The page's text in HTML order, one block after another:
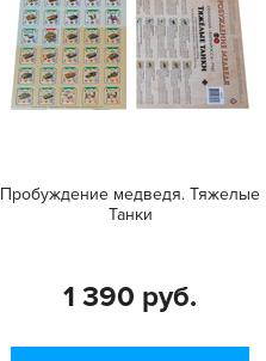
Пробуждение медведя. Тяжелые
Танки
1 390 руб.